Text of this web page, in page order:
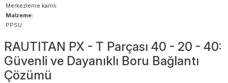
Merkezleme kamlı
Malzeme:
PPSU
RAUTITAN PX - T Parçası 40 - 20 - 40:
Güvenli ve Dayanıklı Boru Bağlantı
Çözümü